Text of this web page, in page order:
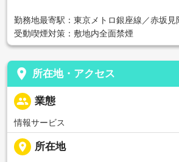
勤務地最寄駅：東京メトロ銀座線／赤坂見
受動喫煙対策：敷地内全面禁煙
place 所在地・アクセス
people 業態
情報サービス
place 所在地